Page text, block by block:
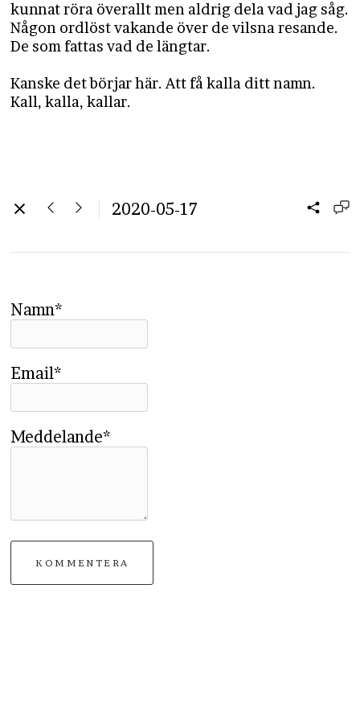
kunnat röra överallt men aldrig dela vad jag såg.
Någon ordlöst vakande över de vilsna resande.
De som fattas vad de längtar.
Kanske det börjar här. Att få kalla ditt namn.
Kall, kalla, kallar.
2020-05-17
Namn*
Email*
Meddelande*
KOMMENTERA